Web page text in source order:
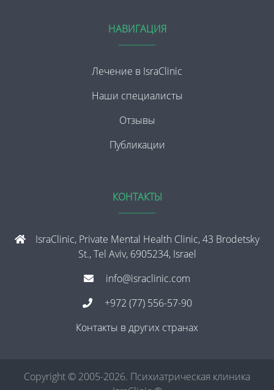
НАВИГАЦИЯ
Лечение в IsraClinic
Наши специалисты
Отзывы
Публикации
КОНТАКТЫ
IsraClinic, Private Mental Health Clinic, 43 Brodetsky
St., Tel Aviv, 6905234, Israel
info@israclinic.com
+972 (77) 556-57-90
Контакты в других странах
Copyright © 2005-2026. Психиатрическая клиника